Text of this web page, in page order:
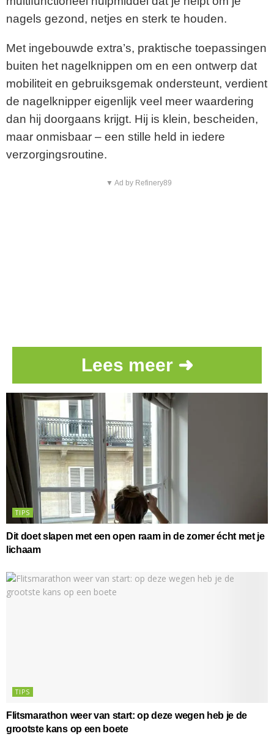
nagels gezond, netjes en sterk te houden.
Met ingebouwde extra’s, praktische toepassingen
buiten het nagelknippen om en een ontwerp dat
mobiliteit en gebruiksgemak ondersteunt, verdient
de nagelknipper eigenlijk veel meer waardering
dan hij doorgaans krijgt. Hij is klein, bescheiden,
maar onmisbaar – een stille held in iedere
verzorgingsroutine.
▼ Ad by Refinery89
Lees meer ➜
TIPS
Dit doet slapen met een open raam in de zomer écht met je
lichaam
TIPS
Flitsmarathon weer van start: op deze wegen heb je de
grootste kans op een boete